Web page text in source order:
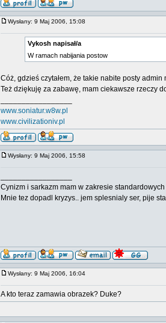
Wysłany: 9 Maj 2006, 15:08
Vykosh napisał/a
W ramach nabijania postow
Cóż, gdzieś czytałem, że takie nabite posty admin
Też dziękuję za zabawę, mam ciekawsze rzeczy
www.soniatur.w8w.pl
www.civilizationiv.pl
Wysłany: 9 Maj 2006, 15:58
Cynizm i sarkazm mam w zakresie
Mnie tez dopadl kryzys.. jem splesnialy ser, pije
Wysłany: 9 Maj 2006, 16:04
A kto teraz zamawia obrazek? Duke?